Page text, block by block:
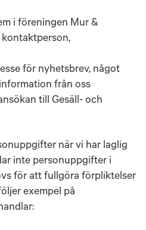
i föreningen Mur &
för nyhetsbrev, något
från oss
till Gesäll- och
när vi har laglig
inte personuppgifter i
för att fullgöra förpliktelser
exempel på